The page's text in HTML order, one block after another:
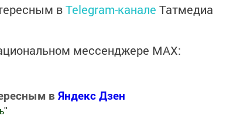
вTelegram-канале Татмедиа
мессенджере MАХ:
в Яндекс Дзен
"